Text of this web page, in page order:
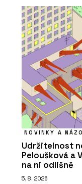
NOVINKY A
Udržitelnost
Peloušková a
na ni odlišně
5. 8. 2026